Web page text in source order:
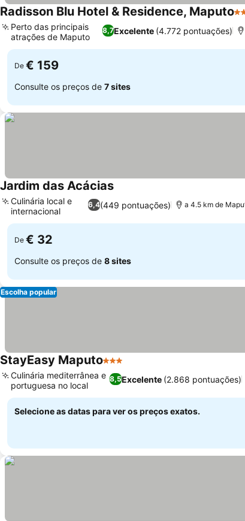
Radisson Blu Hotel & Residence, Maputo5
8,7Excelente (4.772 pontuações)
Perto das principais
atrações de Maputo
De € 159
Consulte os preços de 7 sites
Jardim das AcáciasVer preços
6,4(449 pontuações)
Culinária local e
internacional
a 4.5 km de
De € 32
Consulte os preços de 8 sites
Escolha popular
StayEasy Maputo3 Estrelas
8,5Excelente (2.868 pontuações)
Culinária mediterrânea e
portuguesa no local
Selecione as datas para ver os preços exatos.